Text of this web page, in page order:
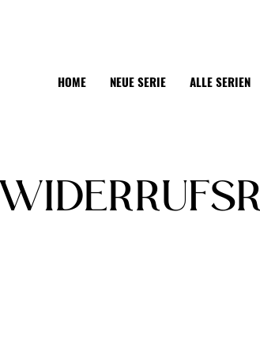
HOME NEUE SERIE ALLE SERIEN